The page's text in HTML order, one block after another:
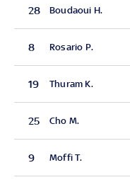
28 Boudaoui H.
8 Rosario P.
19 Thuram K.
25 Cho M.
9 Moffi T.